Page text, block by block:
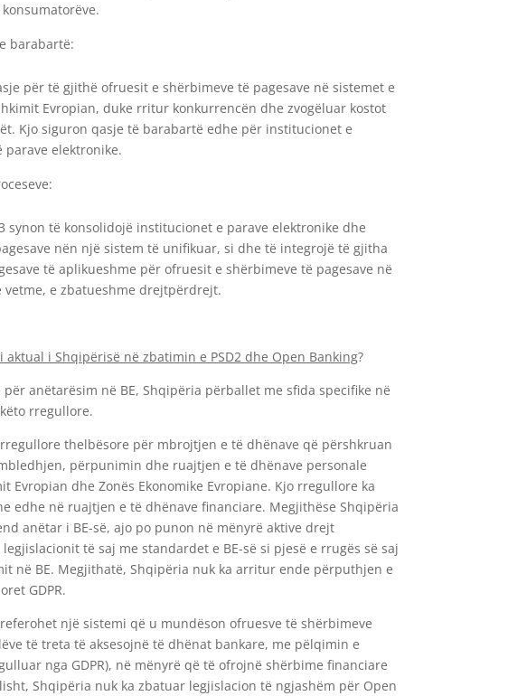
barabartë:
për të gjithë ofruesit e shërbimeve të pagesave në sistemet e
Evropian, duke rritur konkurrencën dhe zvogëluar kostot
Kjo siguron qasje të barabartë edhe për institucionet e
parave elektronike.
synon të konsolidojë institucionet e parave elektronike dhe
nën një sistem të unifikuar, si dhe të integrojë të gjitha
të aplikueshme për ofruesit e shërbimeve të pagesave në
e zbatueshme drejtpërdrejt.
aktual i Shqipërisë në zbatimin e PSD2 dhe Open Banking?
anëtarësim në BE, Shqipëria përballet me sfida specifike në
rregullore.
rregullore thelbësore për mbrojtjen e të dhënave që përshkruan
përpunimin dhe ruajtjen e të dhënave personale
Evropian dhe Zonës Ekonomike Evropiane. Kjo rregullore ka
edhe në ruajtjen e të dhënave financiare. Megjithëse Shqipëria
anëtar i BE-së, ajo po punon në mënyrë aktive drejt
të saj me standardet e BE-së si pjesë e rrugës së saj
në BE. Megjithatë, Shqipëria nuk ka arritur ende përputhjen e
GDPR.
një sistemi që u mundëson ofruesve të shërbimeve
të treta të aksesojnë të dhënat bankare, me pëlqimin e
nga GDPR), në mënyrë që të ofrojnë shërbime financiare
Shqipëria nuk ka zbatuar legjislacion të ngjashëm për Open